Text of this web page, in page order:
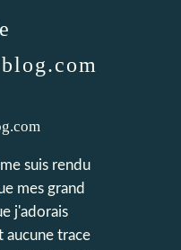
suis rendu
mes grand
j'adorais
aucune trace